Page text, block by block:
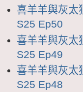
喜羊羊與灰太
S25 Ep50
喜羊羊與灰太
S25 Ep49
喜羊羊與灰太
S25 Ep48